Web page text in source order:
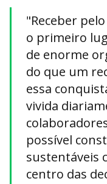
"Receber
o primeiro
de enorme
do que um
essa
vivida
possível
sustentáveis
centro das